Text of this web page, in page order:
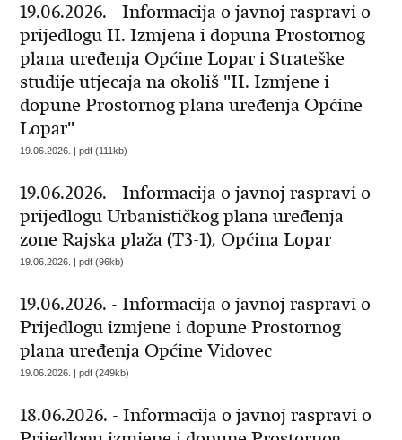
19.06.2026. - Informacija o javnoj raspravi o
prijedlogu II. Izmjena i dopuna Prostornog
plana uređenja Općine Lopar i Strateške
studije utjecaja na okoliš "II. Izmjene i
dopune Prostornog plana uređenja Općine
Lopar"
19.06.2026. | pdf (111kb)
19.06.2026. - Informacija o javnoj raspravi o
prijedlogu Urbanističkog plana uređenja
zone Rajska plaža (T3-1), Općina Lopar
19.06.2026. | pdf (96kb)
19.06.2026. - Informacija o javnoj raspravi o
Prijedlogu izmjene i dopune Prostornog
plana uređenja Općine Vidovec
19.06.2026. | pdf (249kb)
18.06.2026. - Informacija o javnoj raspravi o